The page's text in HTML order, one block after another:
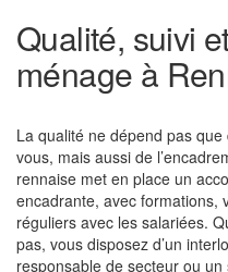
Qualité, suivi
ménage à
La qualité ne dépend pas
vous, mais aussi de
rennaise met en place un
encadrante, avec formations,
réguliers avec les salariées.
pas, vous disposez d’un
responsable de secteur ou un